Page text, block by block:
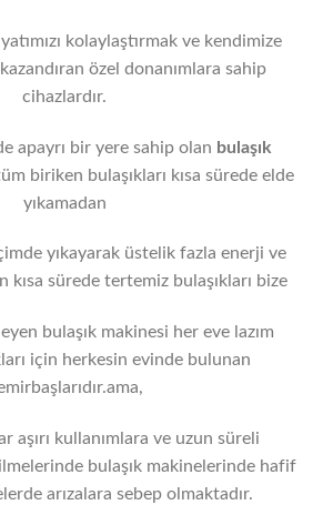
kolaylaştırmak ve kendimize
özel donanımlara sahip
cihazlardır.
apayrı bir yere sahip olan bulaşık
biriken bulaşıkları kısa sürede elde
yıkamadan
yıkayarak üstelik fazla enerji ve
kısa sürede tertemiz bulaşıkları bize
bulaşık makinesi her eve lazım
için herkesin evinde bulunan
aşırı kullanımlara ve uzun süreli
bulaşık makinelerinde hafif
arızalara sebep olmaktadır.